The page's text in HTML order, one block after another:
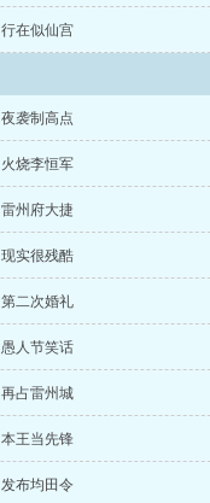
在似仙宫
袭制高点
烧李恒军
州府大捷
实很残酷
二次婚礼
人节笑话
占雷州城
王当先锋
布均田令